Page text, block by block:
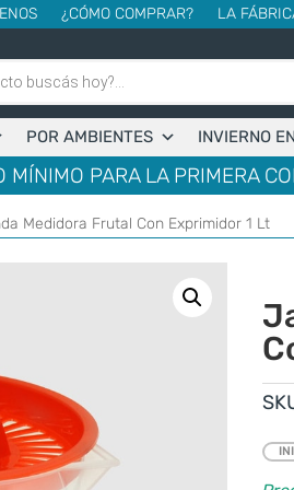
¿CÓMO COMPRAR? LA
POR AMBIENTES INVIERNO
MÍNIMO PARA LA PRIMERA
Medidora Frutal Con Exprimidor 1 Lt